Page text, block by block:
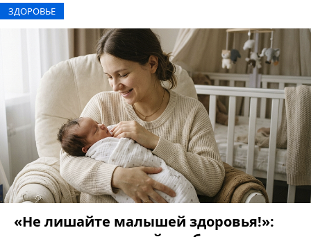
ЗДОРОВЬЕ
«Не лишайте малышей здоровья!»: